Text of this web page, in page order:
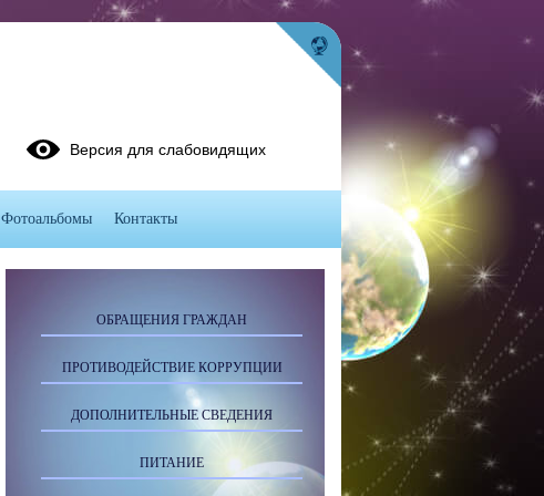
ОБРАЩЕНИЯ ГРАЖДАН
ПРОТИВОДЕЙСТВИЕ КОРРУПЦИИ
ДОПОЛНИТЕЛЬНЫЕ СВЕДЕНИЯ
ПИТАНИЕ
Версия для слабовидящих
Фотоальбомы Контакты